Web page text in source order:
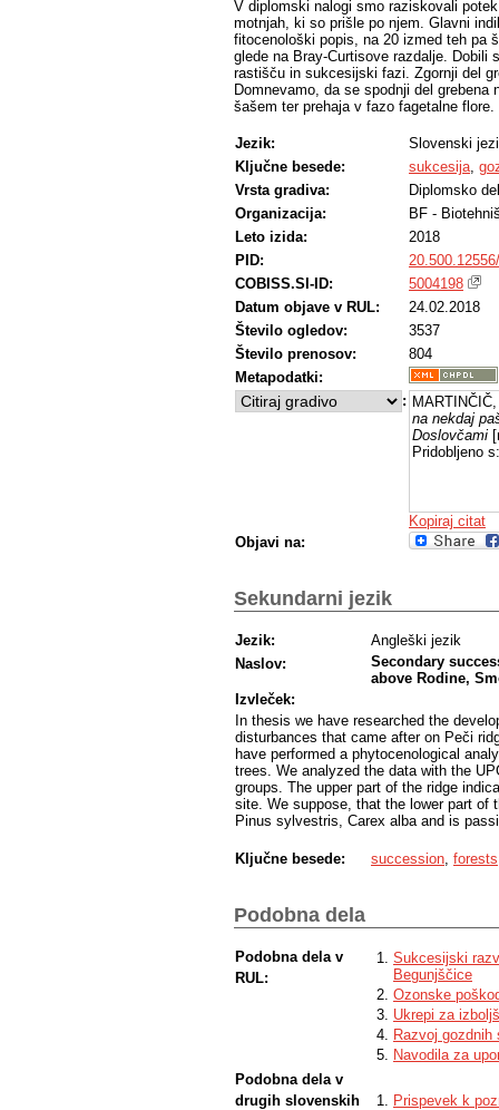
V diplomski nalogi smo raziskovali
motnjah, ki so prišle po njem. Glavni
fitocenološki popis, na 20 izmed teh pa
glede na Bray-Curtisove razdalje. Dobili
rastišču in sukcesijski fazi. Zgornji del
Domnevamo, da se spodnji del
šašem ter prehaja v fazo fagetalne flore.
Jezik:
Slovenski
Ključne besede:
sukcesija,
Vrsta gradiva:
Diplomsko
Organizacija:
BF -
Leto izida:
2018
PID:
COBISS.SI-ID:
5004198
Datum objave v RUL:
24.02.2018
Število ogledov:
3537
Število prenosov:
804
Metapodatki:
:
na nekdaj
Doslovčami
Pridobljeno
Kopiraj citat
Objavi na:
Sekundarni jezik
Jezik:
Angleški jezik
Naslov:
Secondary
above Rodine,
Izvleček:
In thesis we have researched the
disturbances that came after on Peči
have performed a phytocenological
trees. We analyzed the data with the
groups. The upper part of the ridge
site. We suppose, that the lower part of
Pinus sylvestris, Carex alba and is
Ključne besede: succession forests
Podobna dela
Podobna dela v
RUL:
Sukcesijski
Begunjščice
Ozonske
Ukrepi za
Razvoj
Navodila za
Podobna dela v
drugih slovenskih
Prispevek k